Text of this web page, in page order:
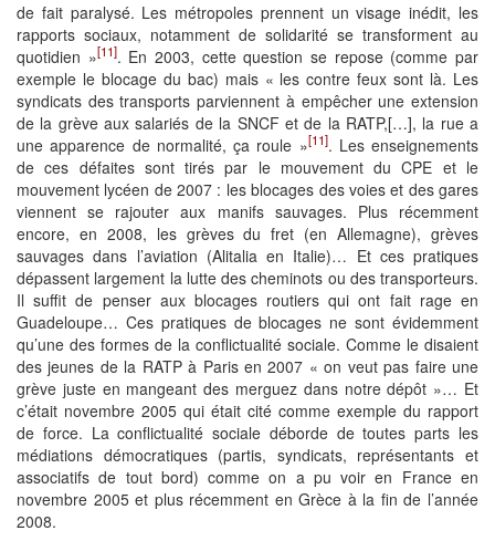
de fait paralysé. Les métropoles prennent un visage inédit, les
rapports sociaux, notamment de solidarité se transforment au
quotidien »[11]. En 2003, cette question se repose (comme par
exemple le blocage du bac) mais « les contre feux sont là. Les
syndicats des transports parviennent à empêcher une extension
de la grève aux salariés de la SNCF et de la RATP,[…], la rue a
une apparence de normalité, ça roule »[11]. Les enseignements
de ces défaites sont tirés par le mouvement du CPE et le
mouvement lycéen de 2007 : les blocages des voies et des gares
viennent se rajouter aux manifs sauvages. Plus récemment
encore, en 2008, les grèves du fret (en Allemagne), grèves
sauvages dans l’aviation (Alitalia en Italie)… Et ces pratiques
dépassent largement la lutte des cheminots ou des transporteurs.
Il suffit de penser aux blocages routiers qui ont fait rage en
Guadeloupe… Ces pratiques de blocages ne sont évidemment
qu’une des formes de la conflictualité sociale. Comme le disaient
des jeunes de la RATP à Paris en 2007 « on veut pas faire une
grève juste en mangeant des merguez dans notre dépôt »… Et
c’était novembre 2005 qui était cité comme exemple du rapport
de force. La conflictualité sociale déborde de toutes parts les
médiations démocratiques (partis, syndicats, représentants et
associatifs de tout bord) comme on a pu voir en France en
novembre 2005 et plus récemment en Grèce à la fin de l’année
2008.